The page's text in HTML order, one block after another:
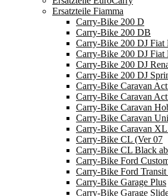
Ersatzteile Fiamma
Carry-Bike 200 D
Carry-Bike 200 DB
Carry-Bike 200 DJ Fiat
Carry-Bike 200 DJ Fiat
Carry-Bike 200 DJ
Carry-Bike 200 DJ
Carry-Bike Caravan
Carry-Bike Caravan
Carry-Bike Caravan
Carry-Bike Caravan
Carry-Bike Caravan XL
Carry-Bike CL (Ver 07
Carry-Bike CL Black
Carry-Bike Ford
Carry-Bike Ford Transit
Carry-Bike Garage Plus
Carry-Bike Garage